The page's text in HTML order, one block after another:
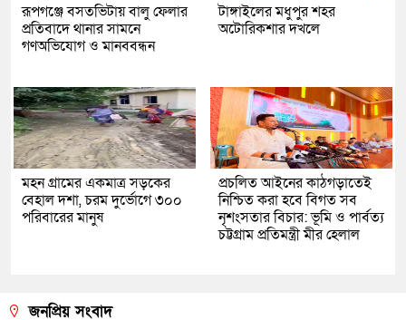
রূপগঞ্জে বসতভিটায় বালু ফেলার
প্রতিবাদে থানার সামনে
গণঅভিযোগ ও মানববন্ধন
টাঙ্গাইলের মধুপুর শহর
অটোরিকশার দখলে
মহন গ্রামের একমাত্র সড়কের
বেহাল দশা, চরম দুর্ভোগে ৩০০
পরিবারের মানুষ
প্রচলিত আইনের কাঠগড়াতেই
নিশ্চিত করা হবে বিগত সব
নৃশংসতার বিচার: ভূমি ও পার্বত্য
চট্টগ্রাম প্রতিমন্ত্রী মীর হেলাল
জনপ্রিয় সংবাদ